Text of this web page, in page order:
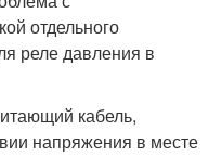
отдельного
реле давления в
кабель,
напряжения в месте